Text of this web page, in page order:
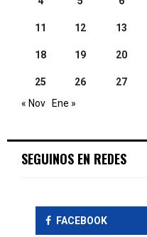
11 12 13
18 19 20
25 26 27
« Nov
Ene »
SEGUINOS EN REDES
FACEBOOK